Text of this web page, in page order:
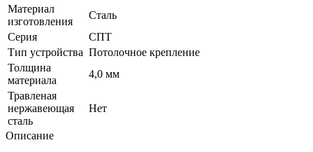
Материал
изготовления
Сталь
Серия
СПТ
Тип устройства Потолочное крепление
Толщина
материала
4,0 мм
Травленая
нержавеющая
сталь
Нет
Описание